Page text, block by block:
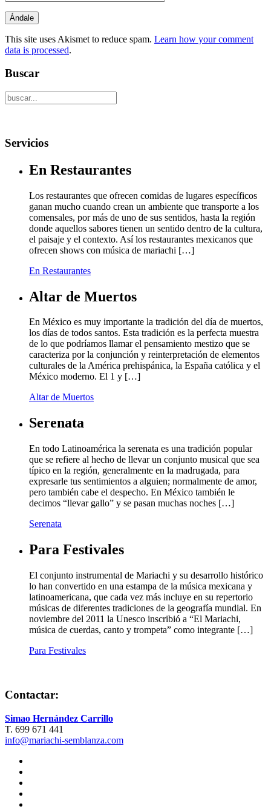
This site uses Akismet to reduce spam. Learn how your comment
data is processed.
Buscar
Servicios
En Restaurantes
Los restaurantes que ofrecen comidas de lugares específicos
ganan mucho cuando crean un ambiente que transporte a los
comensales, por más de uno de sus sentidos, hasta la región
donde aquellos sabores tienen un sentido dentro de la cultura,
el paisaje y el contexto. Así los restaurantes mexicanos que
ofrecen shows con música de mariachi […]
En Restaurantes
Altar de Muertos
En México es muy importante la tradición del día de muertos,
los días de todos santos. Esta tradición es la perfecta muestra
de lo que podríamos llamar el pensamiento mestizo que se
caracteriza por la conjunción y reinterpretación de elementos
culturales de la América prehispánica, la España católica y el
México moderno. El 1 y […]
Altar de Muertos
Serenata
En todo Latinoamérica la serenata es una tradición popular
que se refiere al hecho de llevar un conjunto musical que sea
típico en la región, generalmente en la madrugada, para
expresarle tus sentimientos a alguien; normalmente de amor,
pero también cabe el despecho. En México también le
decimos “llevar gallo” y se pasan muchas noches […]
Serenata
Para Festivales
El conjunto instrumental de Mariachi y su desarrollo histórico
lo han convertido en una estampa de la música mexicana y
latinoamericana, que cada vez más incluye en su repertorio
músicas de diferentes tradiciones de la geografía mundial. En
noviembre del 2011 la Unesco inscribió a “El Mariachi,
música de cuerdas, canto y trompeta” como integrante […]
Para Festivales
Contactar:
Simao Hernández Carrillo
T. 699 671 441
info@mariachi-semblanza.com